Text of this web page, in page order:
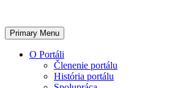
Primary Menu
O Portáli
Členenie portálu
História portálu